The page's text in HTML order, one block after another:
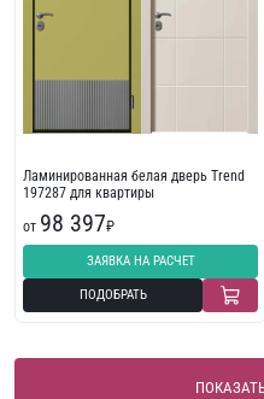
Ламинированная белая дверь Trend
197287 для квартиры
от 98 397₽
ЗАЯВКА НА РАСЧЕТ
ПОДОБРАТЬ